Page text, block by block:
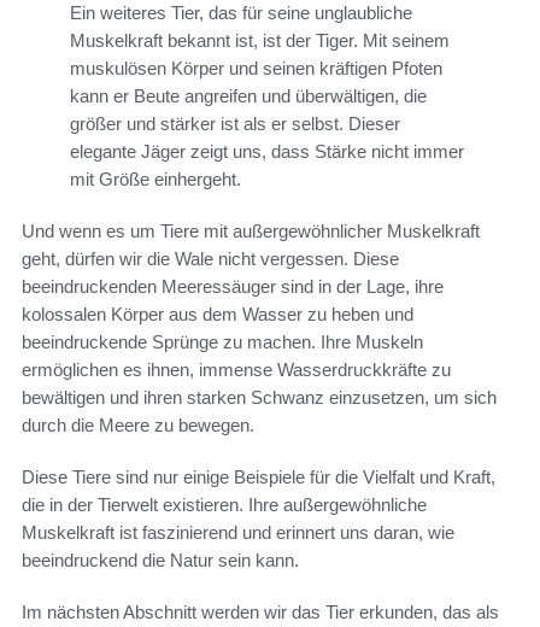
Ein weiteres Tier, das für seine unglaubliche
Muskelkraft bekannt ist, ist der Tiger. Mit seinem
muskulösen Körper und seinen kräftigen Pfoten
kann er Beute angreifen und überwältigen, die
größer und stärker ist als er selbst. Dieser
elegante Jäger zeigt uns, dass Stärke nicht immer
mit Größe einhergeht.
Und wenn es um Tiere mit außergewöhnlicher Muskelkraft
geht, dürfen wir die Wale nicht vergessen. Diese
beeindruckenden Meeressäuger sind in der Lage, ihre
kolossalen Körper aus dem Wasser zu heben und
beeindruckende Sprünge zu machen. Ihre Muskeln
ermöglichen es ihnen, immense Wasserdruckkräfte zu
bewältigen und ihren starken Schwanz einzusetzen, um sich
durch die Meere zu bewegen.
Diese Tiere sind nur einige Beispiele für die Vielfalt und Kraft,
die in der Tierwelt existieren. Ihre außergewöhnliche
Muskelkraft ist faszinierend und erinnert uns daran, wie
beeindruckend die Natur sein kann.
Im nächsten Abschnitt werden wir das Tier erkunden, das als